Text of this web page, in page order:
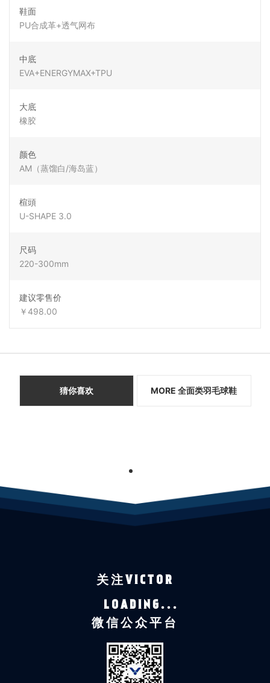
鞋面
PU合成革+透气网布
中底
EVA+ENERGYMAX+TPU
大底
橡胶
颜色
AM（蒸馏白/海岛蓝）
楦頭
U-SHAPE 3.0
尺码
220-300mm
建议零售价
￥498.00
猜你喜欢 MORE 全面类羽毛球鞋
1
关注VICTOR
LOADING...
微信公众平台